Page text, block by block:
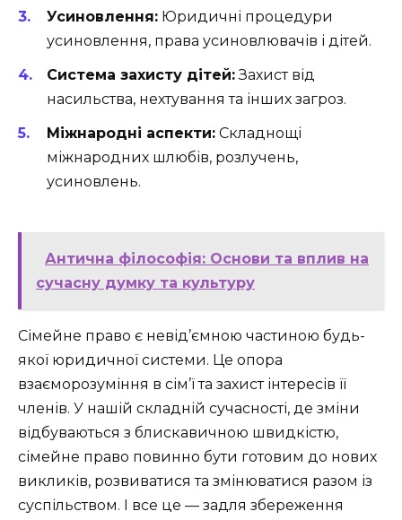
Усиновлення: Юридичні процедури
усиновлення, права усиновлювачів і дітей.
Система захисту дітей:Захист від
насильства, нехтування та інших загроз.
Міжнародні аспекти: Складнощі
міжнародних шлюбів, розлучень,
усиновлень.
Антична філософія: Основи та вплив на
сучасну думку та культуру
Сімейне право є невід’ємною частиною будь-
якої юридичної системи. Це опора
взаєморозуміння в сім’ї та захист інтересів її
членів. У нашій складній сучасності, де зміни
відбуваються з блискавичною швидкістю,
сімейне право повинно бути готовим до нових
викликів, розвиватися та змінюватися разом із
суспільством. І все це — задля збереження